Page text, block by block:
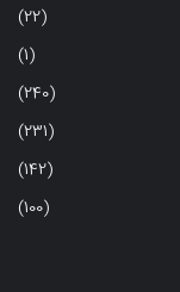
(22)
(1)
(240)
(231)
(142)
(100)